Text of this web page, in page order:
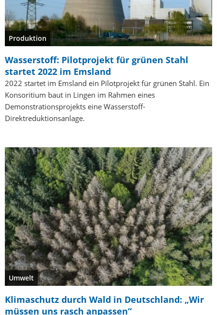
Produktion
Wasserstoff: Pilotprojekt für grünen Stahl
startet 2022 im Emsland
2022 startet im Emsland ein Pilotprojekt für grünen Stahl. Ein
Konsoritium baut in Lingen im Rahmen eines
Demonstrationsprojekts eine Wasserstoff-
Direktreduktionsanlage.
Umwelt
Klimaschutz durch Wald in Deutschland: „Wir
müssen uns rasch anpassen“